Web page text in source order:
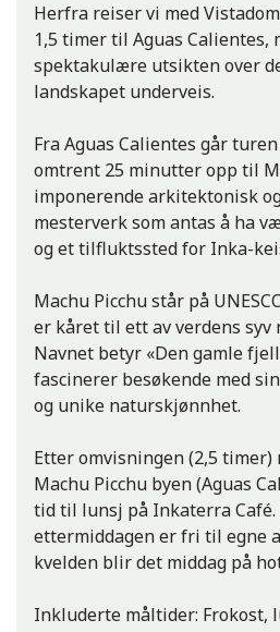
Herfra reiser vi med
1,5 timer til Aguas Calientes,
spektakulære utsikten over
landskapet underveis.
Fra Aguas Calientes går
omtrent 25 minutter opp til
imponerende arkitektonisk
mesterverk som antas å ha
og et tilfluktssted for Inka-
Machu Picchu står på
er kåret til ett av verdens syv
Navnet betyr «Den gamle
fascinerer besøkende med
og unike naturskjønnhet.
Etter omvisningen (2,5
Machu Picchu byen (Aguas
tid til lunsj på Inkaterra Café.
ettermiddagen er fri til egne
kvelden blir det middag på
Inkluderte måltider: Frokost,